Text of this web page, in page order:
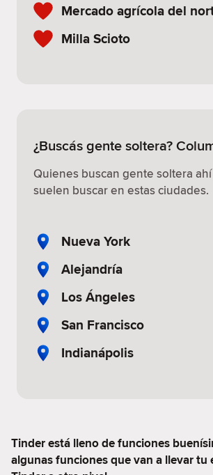
Mercado agrícola del
Milla Scioto
¿Buscás gente soltera?
Quienes buscan gente soltera
suelen buscar en estas ciudades.
Nueva York
Alejandría
Los Ángeles
San Francisco
Indianápolis
Tinder está lleno de funciones
algunas funciones que van a llevar tu